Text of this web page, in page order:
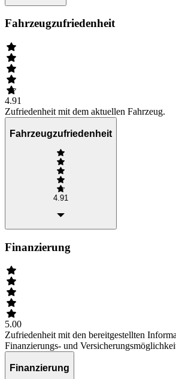
Fahrzeugzufriedenheit
4.91
Zufriedenheit mit dem aktuellen Fahrzeug.
Fahrzeugzufriedenheit
4.91
Finanzierung
5.00
Zufriedenheit mit den bereitgestellten
Finanzierungs- und
Finanzierung